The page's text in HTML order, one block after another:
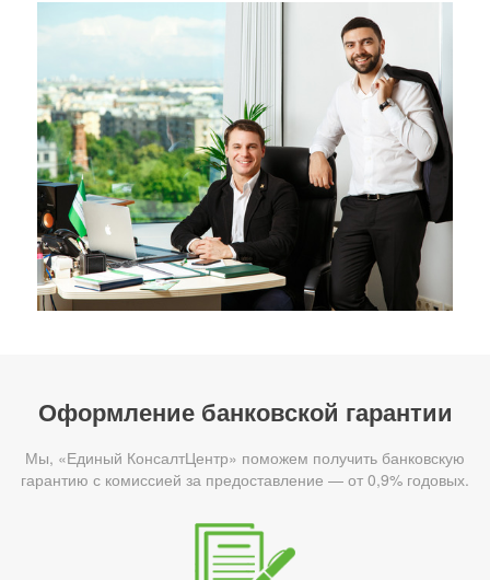
Оформление банковской гарантии
Мы, «Единый КонсалтЦентр» поможем получить банковскую
гарантию с комиссией за предоставление — от 0,9% годовых.